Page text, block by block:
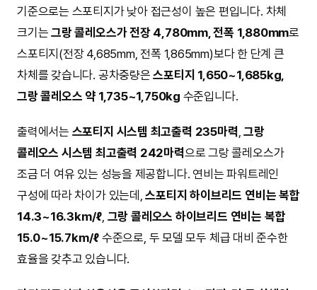
기준으로는 스포티지가 낮아 접근성이 높은 편입니다. 차체
크기는그랑 콜레오스가 전장 4,780mm, 전폭 1,880mm로
스포티지(전장 4,685mm, 전폭 1,865mm)보다 한 단계 큰
차체를 갖습니다. 공차중량은스포티지 1,650~1,685kg,
그랑 콜레오스 약 1,735~1,750kg 수준입니다.
출력에서는 스포티지 시스템 최고출력 235마력 ,그랑
콜레오스 시스템 최고출력 242마력으로 그랑 콜레오스가
조금 더 여유 있는 성능을 제공합니다. 연비는 파워트레인
구성에 따라 차이가 있는데,스포티지 하이브리드 연비는 복합
14.3~16.3km/ℓ 그랑 콜레오스 하이브리드 연비는 복합
15.0~15.7km/ℓ 수준으로, 두 모델 모두 체급 대비 준수한
효율을 갖추고 있습니다.